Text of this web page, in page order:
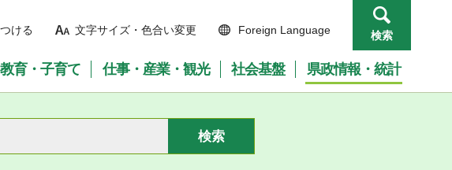
ける 文字サイズ・色合い変更 Foreign Language 検索
教育・子育て 仕事・産業・観光 社会基盤 県政情報・統計